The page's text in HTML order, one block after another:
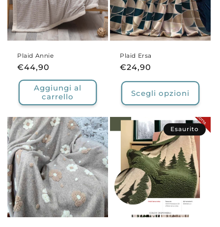
Plaid Annie
Prezzo
di
listino
€44,90
Aggiungi al
carrello
Plaid Ersa
Prezzo
di
listino
€24,90
Scegli opzioni
Esaurito